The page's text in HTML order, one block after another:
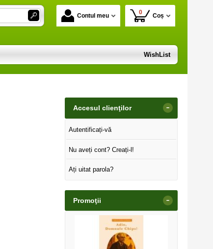
Contul meu 0 Coș
WishList
Accesul clienţilor -
Autentificați-vă
Nu aveți cont? Creați-l!
Ați uitat parola?
Promoţii -